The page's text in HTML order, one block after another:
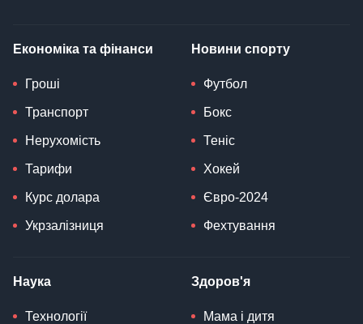
Економіка та фінанси
Гроші
Транспорт
Нерухомість
Тарифи
Курс долара
Укрзалізниця
Новини спорту
Футбол
Бокс
Теніс
Хокей
Євро-2024
Фехтування
Наука
Технології
Здоров'я
Мама і дитя